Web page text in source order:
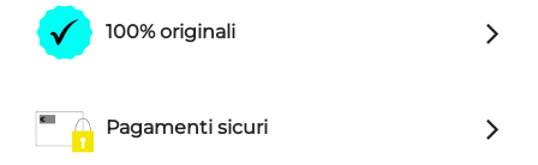
100% originali
Pagamenti sicuri